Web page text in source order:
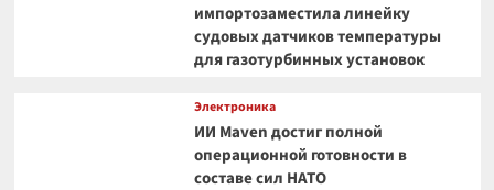
импортозаместила линейку
судовых датчиков температуры
для газотурбинных установок
Электроника
ИИ Maven достиг полной
операционной готовности в
составе сил НАТО